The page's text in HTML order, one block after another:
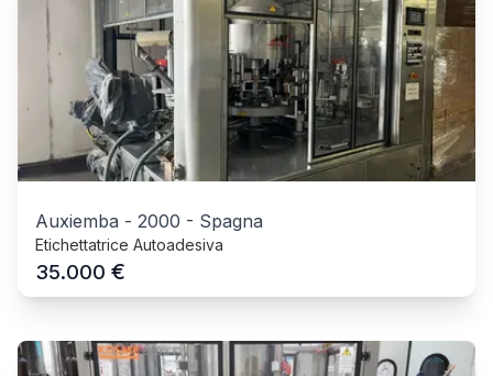
Auxiemba - 2000 - Spagna
Etichettatrice Autoadesiva
35.000 €